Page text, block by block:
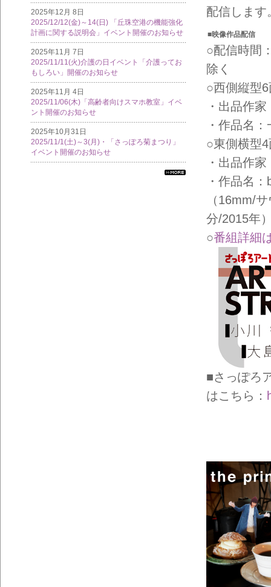
2025年12月 8日
2025/12/12(金)～14(日) 「丘珠空港の機能強化
計画に関する説明会」イベント開催のお知らせ
2025年11月 7日
2025/11/11(火)介護の日イベント「介護ってお
もしろい」開催のお知らせ
2025年11月 4日
2025/11/06(木)「高齢者向けスマホ教室」イベ
ント開催のお知らせ
2025年10月31日
2025/11/1(土)～3(月)・「さっぽろ菊まつり」
イベント開催のお知らせ
配信します
■映像作品配信
○配信時間
除く
○西側縦型
・出品作
・作品名
○東側横型
・出品作
・作品名
（16mm/
分/2015年
○番組詳細
■さっぽろ
はこちら：